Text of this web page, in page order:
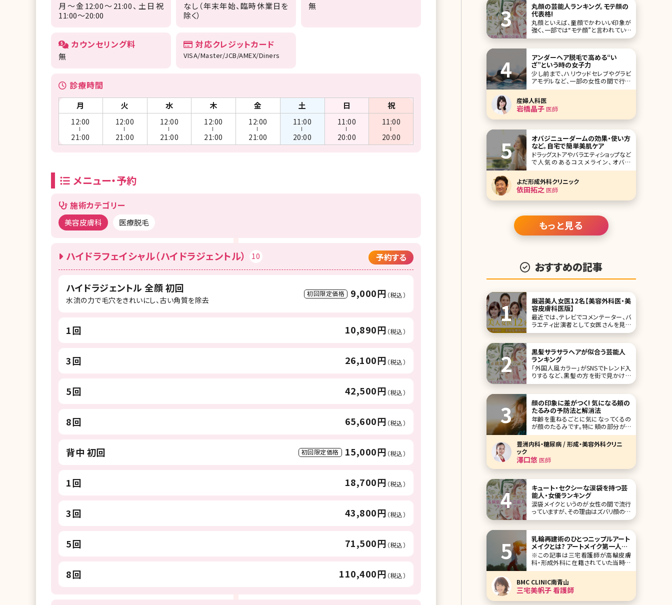
月〜金12:00〜21:00、土日祝
11:00〜20:00
なし（年末年始、臨時休業日を
除く）
無
カウンセリング料
無
対応クレジットカード
VISA/Master/JCB/AMEX/Diners
診療時間
月 火 水 木 金 土 日 祝
12:00
21:00
12:00
21:00
12:00
21:00
12:00
21:00
12:00
21:00
11:00
20:00
11:00
20:00
11:00
20:00
メニュー・予約
施術カテゴリー
美容皮膚科 医療脱毛
ハイドラフェイシャル（ハイドラジェントル） 10 予約する
ハイドラジェントル 全顔 初回
水流の力で毛穴をきれいにし、古い角質を除去
初回限定価格 9,000円 （税込）
1回 10,890円 （税込）
3回 26,100円 （税込）
5回 42,500円 （税込）
8回 65,600円 （税込）
背中 初回 初回限定価格 15,000円 （税込）
1回 18,700円 （税込）
3回 43,800円 （税込）
5回 71,500円 （税込）
8回 110,400円 （税込）
丸顔の芸能人ランキング。モテ顔の
代表格!
丸顔といえば、童顔でかわいい印象が
強く、一部では“モテ顔”と言われている
ほどです。実際、女性芸能人に多い顔の
特に人気の高い芸能人をランキングし
てみました！ 第1位新垣結衣 この投稿
をInstagramで見る n
アンダーヘア脱毛で高める“い
ざ”という時の女子力
少し前まで、ハリウッドセレブやグラビ
アモデルなど、一部の女性の間で行わ
れていたアンダーヘアの脱毛。しかし、
最近では一般の女性の間でもVIO脱毛
と呼ばれるデリケートゾーンを含めた
アンダーヘアの脱毛を考える人が増え
ています。実際に施術を受けた人から
産婦人科医
岩橋晶子医師
オバジニューダームの効果・使い方
など。自宅で簡単美肌ケア
ドラッグストアやバラエティショップなど
で人気のあるコスメライン、オバジ
(Obagi)シリーズ。高濃度ビタミンCの
美容液を使ったことのある方も多いの
ではないでしょうか。このオバジシリー
ズのワンランク上のライン、オバジメデ
ィカルの中で人気が高いのが「オバジ
の、ダウン
よだ形成外科クリニック
依田拓之 医師
もっと見る
おすすめの記事
厳選美人女医12名【美容外科医・美
容皮膚科医版】
最近では、テレビでコメンテーター、バ
ラエティ出演者として女医さんを見る
機会も多いのではないのでしょうか。 特
わりでは、女医さんはある意味で患者
さんの憧れになるような部分もあるの
で、他の科に比べ、美人度が抜群に高
いのは間違いないと思われます。 今
回、そんな美
黒髪サラサラヘアが似合う芸能人
ランキング
「外国人風カラー」がSNSでトレンド入
りするなど、黒髪の方を街で見かける
ことは少なくなってきています。ですが、
験があるのではないでしょうか。 一度
はなってみたいと思わせる“黒髪が似
合う芸能人”を、ランキング形式で10人
ご紹介していきます。 第1位仲間由紀恵
顔の印象に差がつく! 気になる頬の
たるみの予防法と解消法
年齢を重ねるごとに気になってくるの
が顔のたるみです。特に頬の部分がた
るむと顔全体の印象に大きな影響を与
えます。頬のたるみが目立ってしまうと
実年齢よりも上に見られてしまう原因
にもなります。「いつまでも若々しい印
象でいたい」。 これは男女問わず、多く
の人にとって共通の希望かと思いま
す。たるみを全く
豊洲内科・糖尿病 / 形成・美容外科クリニ
ック
澤口悠 医師
キュート・セクシーな涙袋を持つ芸
能人・女優ランキング
涙袋メイクというのが女性の間で流行
っていますが、その理由はズバリ顔の印
象をかなり左右するから。涙袋はホル
テる女性のポイントとして挙げられま
す。 芸能人もこの涙袋がある人が多く、
その人ならではの、かわいさやセクシ
ーさの象徴になっているケースが多い
です。今回は
乳輪再建術のひとつニップルアート
メイクとは? アートメイク第一人者
が解説します
※この記事は三宅看護師が高輪皮膚
科・形成外科に在籍されていた当時の
記事です。 今、日本で乳癌と診断され
る女性は、1年間に4万人にのぼってい
ます。 多種多様な治療法の一つに乳房
切除があります。 癌発生個所により乳
頭・乳輪を残せる場合もありますが、乳
BMC CLINIC南青山
三宅美帆子 看護師